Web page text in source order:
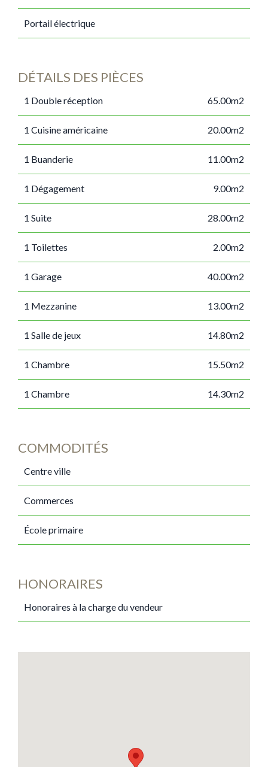
Portail électrique
DÉTAILS DES PIÈCES
1 Double réception 65.00m2
1 Cuisine américaine 20.00m2
1 Buanderie 11.00m2
1 Dégagement 9.00m2
1 Suite 28.00m2
1 Toilettes 2.00m2
1 Garage 40.00m2
1 Mezzanine 13.00m2
1 Salle de jeux 14.80m2
1 Chambre 15.50m2
1 Chambre 14.30m2
COMMODITÉS
Centre ville
Commerces
École primaire
HONORAIRES
Honoraires à la charge du vendeur